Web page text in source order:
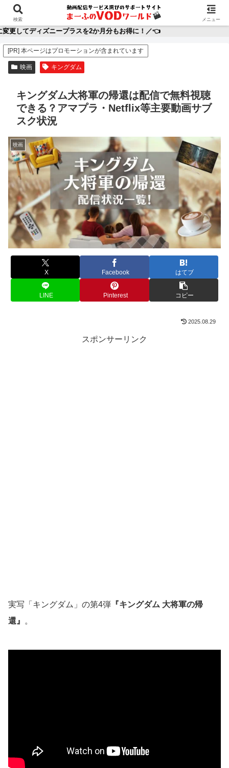
ホーム 映画 アニメ ディズニープラス
プラスを2か月分もお得に！／👈
[PR] 本ページはプロモーションが含まれています
映画 キングダム
キングダム大将軍の帰還は配信で無料視聴
できる？アマプラ・Netflix等主要動画サブ
スク状況
映画
X Facebook はてブ
LINE Pinterest コピー
2025.08.29
スポンサーリンク
実写「キングダム」の第4弾 『キングダム 大将軍の帰
還』
。
検索 メニュー